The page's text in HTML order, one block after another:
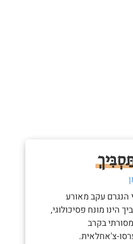
הנגרם עקב מאורע
הינו מונח פסיכולוגי,
בקרב
צ'אחלאית.